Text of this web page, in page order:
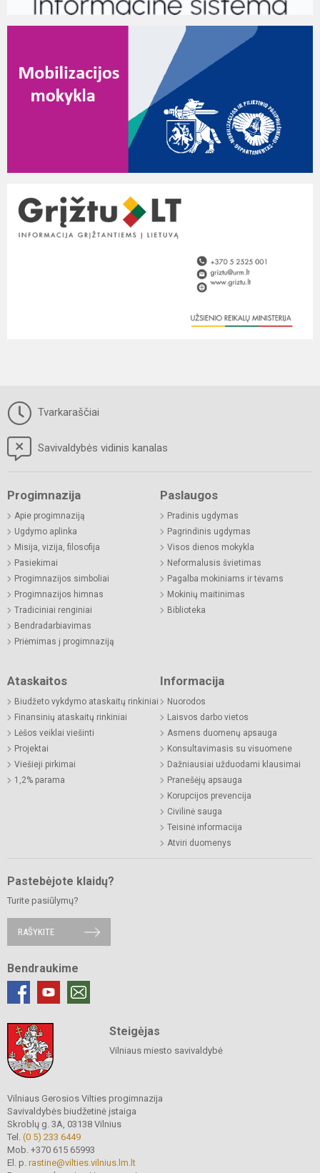
Tvarkaraščiai
Savivaldybės vidinis kanalas
Progimnazija
Apie progimnaziją
Ugdymo aplinka
Misija, vizija, filosofija
Pasiekimai
Progimnazijos simboliai
Progimnazijos himnas
Tradiciniai renginiai
Bendradarbiavimas
Priėmimas į progimnaziją
Paslaugos
Pradinis ugdymas
Pagrindinis ugdymas
Visos dienos mokykla
Neformalusis švietimas
Pagalba mokiniams ir tėvams
Mokinių maitinimas
Biblioteka
Ataskaitos
Biudžeto vykdymo ataskaitų rinkiniai
Finansinių ataskaitų rinkiniai
Lėšos veiklai viešinti
Projektai
Viešieji pirkimai
1,2% parama
Informacija
Nuorodos
Laisvos darbo vietos
Asmens duomenų apsauga
Konsultavimasis su visuomene
Dažniausiai užduodami klausimai
Pranešėjų apsauga
Korupcijos prevencija
Civilinė sauga
Teisinė informacija
Atviri duomenys
Pastebėjote klaidų?
Turite pasiūlymų?
RAŠYKITE
Bendraukime
Steigėjas
Vilniaus miesto savivaldybė
Vilniaus Gerosios Vilties progimnazija
Savivaldybės biudžetinė įstaiga
Skroblų g. 3A, 03138 Vilnius
Tel. (0 5) 233 6449
Mob. +370 615 65993
El. p. rastine@vilties.vilnius.lm.lt